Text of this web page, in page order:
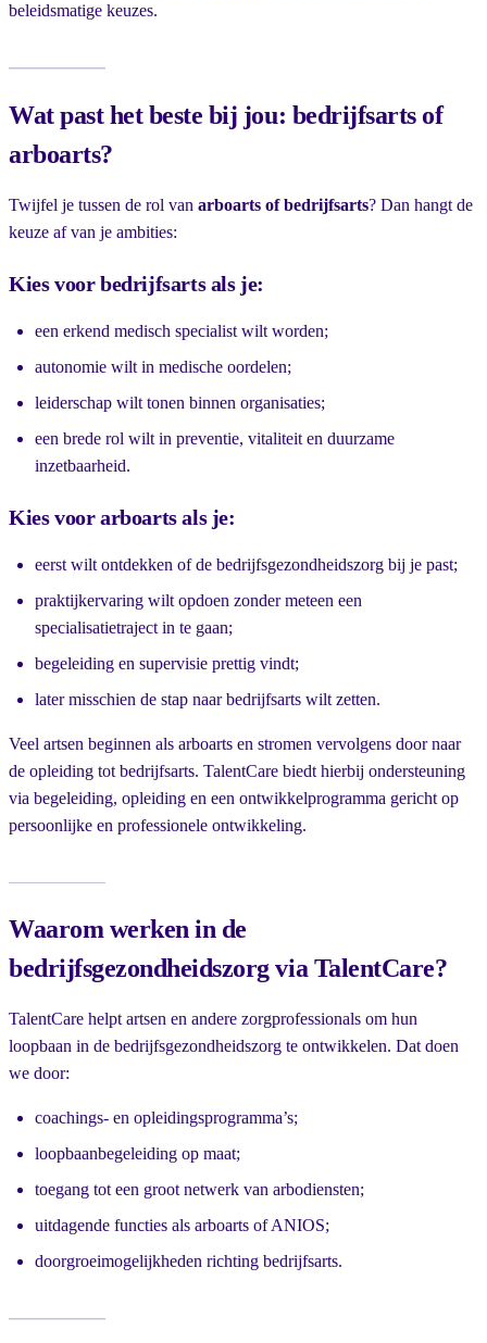
beleidsmatige keuzes.
Wat past het beste bij jou: bedrijfsarts of
arboarts?
Twijfel je tussen de rol van arboarts of bedrijfsarts? Dan hangt de
keuze af van je ambities:
Kies voor bedrijfsarts als je:
een erkend medisch specialist wilt worden;
autonomie wilt in medische oordelen;
leiderschap wilt tonen binnen organisaties;
een brede rol wilt in preventie, vitaliteit en duurzame
inzetbaarheid.
Kies voor arboarts als je:
eerst wilt ontdekken of de bedrijfsgezondheidszorg bij je past;
praktijkervaring wilt opdoen zonder meteen een
specialisatietraject in te gaan;
begeleiding en supervisie prettig vindt;
later misschien de stap naar bedrijfsarts wilt zetten.
Veel artsen beginnen als arboarts en stromen vervolgens door naar
de opleiding tot bedrijfsarts. TalentCare biedt hierbij ondersteuning
via begeleiding, opleiding en een ontwikkelprogramma gericht op
persoonlijke en professionele ontwikkeling.
Waarom werken in de
bedrijfsgezondheidszorg via TalentCare?
TalentCare helpt artsen en andere zorgprofessionals om hun
loopbaan in de bedrijfsgezondheidszorg te ontwikkelen. Dat doen
we door:
coachings- en opleidingsprogramma’s;
loopbaanbegeleiding op maat;
toegang tot een groot netwerk van arbodiensten;
uitdagende functies als arboarts of ANIOS;
doorgroeimogelijkheden richting bedrijfsarts.